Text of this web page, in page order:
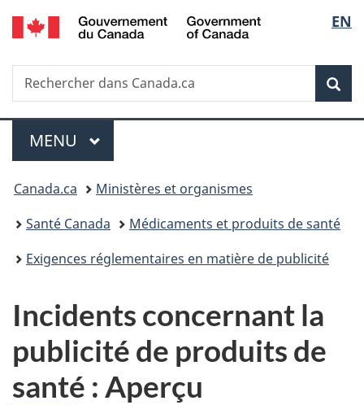
Passer
au
principal
Passer
à
Au
du
Passer
à
version
simplifiée
de
la
EN
Recherche
Rechercher
dans
Menu
MENU PRINCIPAL
Vous
êtes
ici :
Canada.ca
Ministères et organismes
Santé Canada
Médicaments et produits de santé
Exigences réglementaires en matière de publicité
Incidents concernant la
publicité de produits de
santé : Aperçu